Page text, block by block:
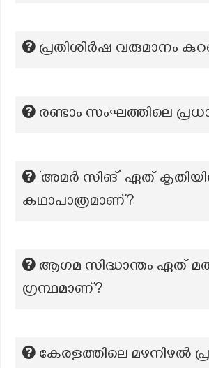
പ്രതിശീർഷ വരുമാനം
രണ്ടാം സംഘത്തിലെ
‘അമർ സിങ്’ ഏത്
കഥാപാത്രമാണ്?
ആഗമ സിദ്ധാന്തം ഏത്
ഗ്രന്ഥമാണ്?
കേരളത്തിലെ മഴനിഴൽ